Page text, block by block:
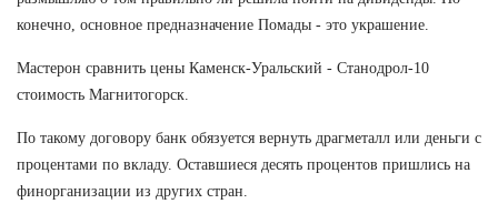
конечно, основное предназначение Помады - это украшение.
Мастерон сравнить цены Каменск-Уральский - Станодрол-10
стоимость Магнитогорск.
По такому договору банк обязуется вернуть драгметалл или деньги с
процентами по вкладу. Оставшиеся десять процентов пришлись на
финорганизации из других стран.